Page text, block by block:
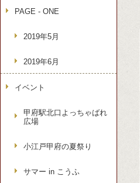
PAGE - ONE
2019年5月
2019年6月
イベント
甲府駅北口よっちゃばれ
広場
小江戸甲府の夏祭り
サマー in こうふ